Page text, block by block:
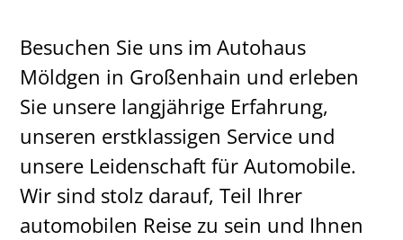
Besuchen Sie uns im Autohaus
Möldgen in Großenhain und erleben
Sie unsere langjährige Erfahrung,
unseren erstklassigen Service und
unsere Leidenschaft für Automobile.
Wir sind stolz darauf, Teil Ihrer
automobilen Reise zu sein und Ihnen